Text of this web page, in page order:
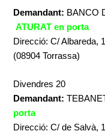
Demandant: BANCO
ATURAT en porta
Direcció: C/ Albareda,
(08904 Torrassa)
Divendres 20
Demandant:
porta
Direcció: C/ de Salvà,